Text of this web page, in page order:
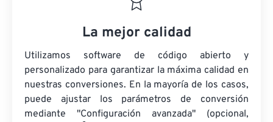
La mejor calidad
Utilizamos software de código abierto y
personalizado para garantizar la máxima calidad en
nuestras conversiones. En la mayoría de los casos,
puede ajustar los parámetros de conversión
mediante "Configuración avanzada" (opcional,